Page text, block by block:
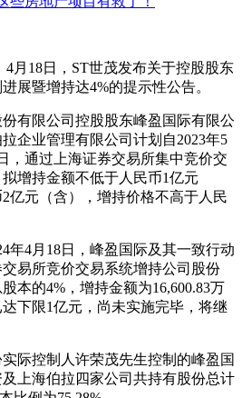
4月18日，ST世茂发布关于控股股东
展暨增持达4%的提示性公告。
限公司控股股东峰盈国际有限公
企业管理有限公司计划自2023年5
，通过上海证券交易所集中竞价交
增持金额不低于人民币1亿元
2亿元（含），增持价格不高于人民
4月18日，峰盈国际及其一致行动
易所竞价交易系统增持公司股份
本的4%，增持金额为16,600.83万
下限1亿元，尚未实施完毕，将继
控制人许荣茂先生控制的峰盈国
上海伯拉四家公司共持有股份总计